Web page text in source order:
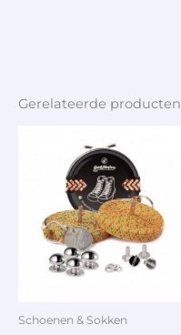
Gerelateerde producten
Schoenen & Sokken